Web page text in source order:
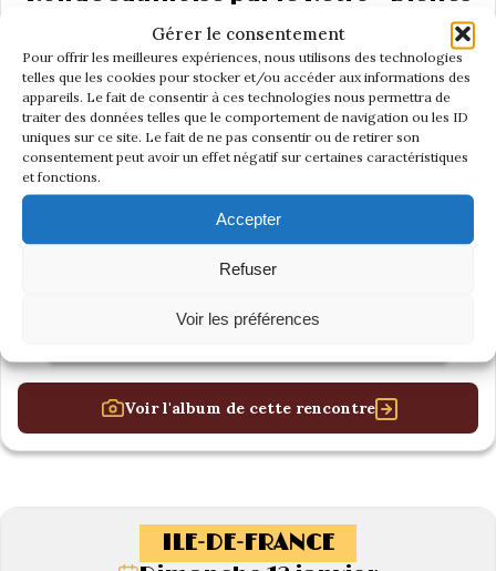
Gérer le consentement
Pour offrir les meilleures expériences, nous utilisons des technologies
telles que les cookies pour stocker et/ou accéder aux informations des
appareils. Le fait de consentir à ces technologies nous permettra de
traiter des données telles que le comportement de navigation ou les ID
uniques sur ce site. Le fait de ne pas consentir ou de retirer son
consentement peut avoir un effet négatif sur certaines caractéristiques
et fonctions.
Accepter
Refuser
Voir les préférences
du Saulnois
Voir l'album de cette rencontre
ILE-DE-FRANCE